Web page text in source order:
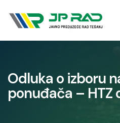
Odluka o izboru
ponuđača – HTZ